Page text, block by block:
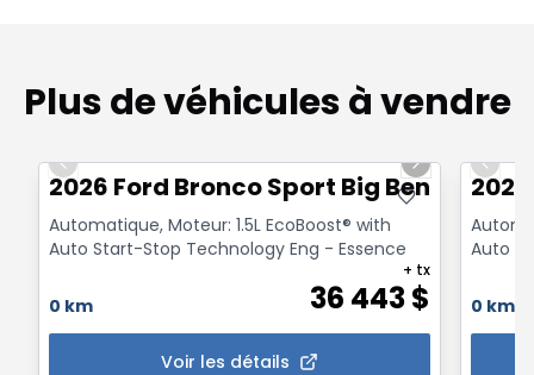
Plus de véhicules à vendre
Previous slide
Next slide
2026 Ford Bronco Sport Big Bend 4x4
Automatique, Moteur: 1.5L EcoBoost® with
Auto Start-Stop Technology Eng - Essence
0 km 36 443$
+ tx
Voir les détails
Auto
0 km